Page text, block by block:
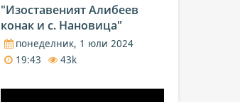
"Изоставеният Алибеев
конак и с. Нановица"
понеделник, 1 юли 2024
19:43
43k